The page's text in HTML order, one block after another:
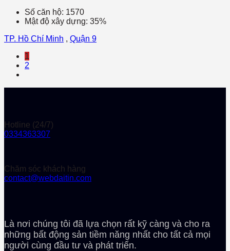
Số căn hộ: 1570
Mật độ xây dựng: 35%
TP. Hồ Chí Minh , Quận 9
1
2
Hotline (24/7)
0334363307
Chăm sóc khách hàng
contact@webdaitin.com
Là nơi chúng tôi đã lựa chọn rất kỹ càng và cho ra
những bất động sản tiềm năng nhất cho tất cả mọi
người cùng đầu tư và phát triển.